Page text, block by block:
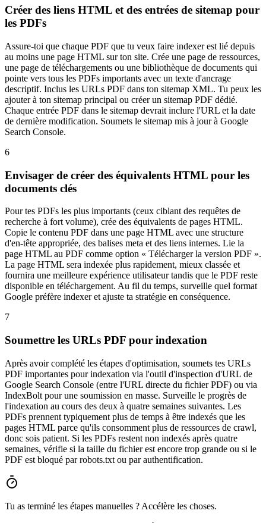
Créer des liens HTML et des entrées de sitemap pour
les PDFs
Assure-toi que chaque PDF que tu veux faire indexer est lié depuis
au moins une page HTML sur ton site. Crée une page de ressources,
une page de téléchargements ou une bibliothèque de documents qui
pointe vers tous les PDFs importants avec un texte d'ancrage
descriptif. Inclus les URLs PDF dans ton sitemap XML. Tu peux les
ajouter à ton sitemap principal ou créer un sitemap PDF dédié.
Chaque entrée PDF dans le sitemap devrait inclure l'URL et la date
de dernière modification. Soumets le sitemap mis à jour à Google
Search Console.
6
Envisager de créer des équivalents HTML pour les
documents clés
Pour tes PDFs les plus importants (ceux ciblant des requêtes de
recherche à fort volume), crée des équivalents de pages HTML.
Copie le contenu PDF dans une page HTML avec une structure
d'en-tête appropriée, des balises meta et des liens internes. Lie la
page HTML au PDF comme option « Télécharger la version PDF ».
La page HTML sera indexée plus rapidement, mieux classée et
fournira une meilleure expérience utilisateur tandis que le PDF reste
disponible en téléchargement. Au fil du temps, surveille quel format
Google préfère indexer et ajuste ta stratégie en conséquence.
7
Soumettre les URLs PDF pour indexation
Après avoir complété les étapes d'optimisation, soumets tes URLs
PDF importantes pour indexation via l'outil d'inspection d'URL de
Google Search Console (entre l'URL directe du fichier PDF) ou via
IndexBolt pour une soumission en masse. Surveille le progrès de
l'indexation au cours des deux à quatre semaines suivantes. Les
PDFs prennent typiquement plus de temps à être indexés que les
pages HTML parce qu'ils consomment plus de ressources de crawl,
donc sois patient. Si les PDFs restent non indexés après quatre
semaines, vérifie si la taille du fichier est encore trop grande ou si le
PDF est bloqué par robots.txt ou par authentification.
Tu as terminé les étapes manuelles ? Accélère les choses.